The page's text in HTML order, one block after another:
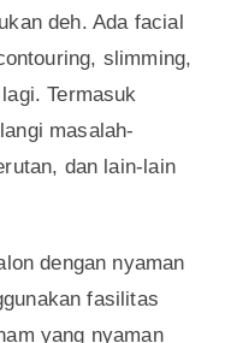
deh. Ada facial
slimming,
Termasuk
masalah-
dan lain-lain
dengan nyaman
fasilitas
yang nyaman